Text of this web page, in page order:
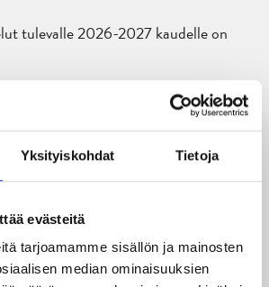
Yksityiskohdat Tietoja
evästeitä
tarjoamamme sisällön ja mainosten
median ominaisuuksien
tulevalle 2026-2027 kaudelle on
Arvid Costmar JYPiin
yhteistyöhön
2027 otteluohjelma on julkaistu!